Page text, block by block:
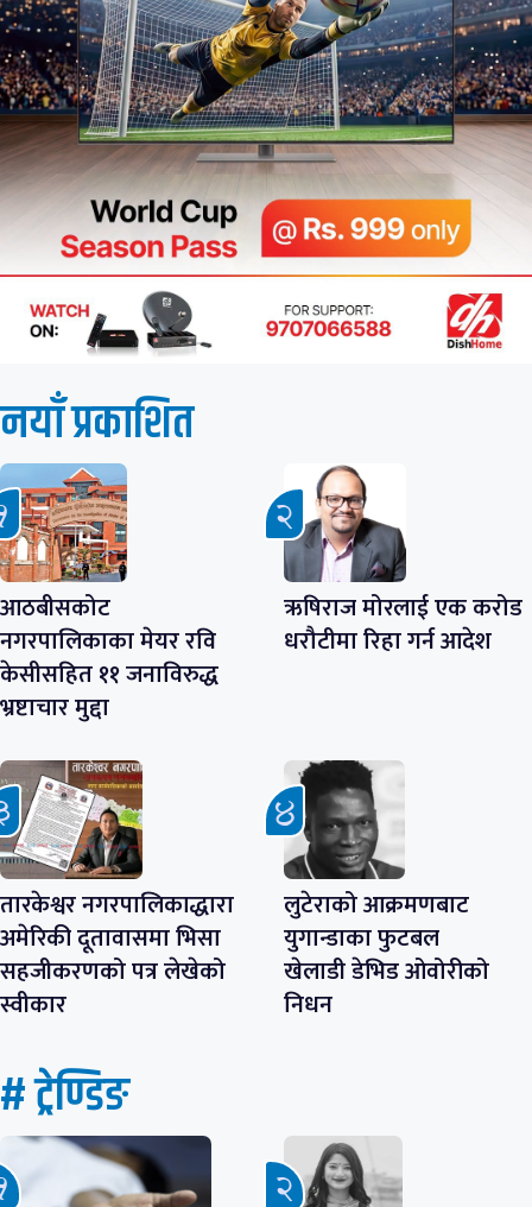
नयाँ प्रकाशित
आठबीसकोट
नगरपालिकाका मेयर रवि
केसीसहित ११ जनाविरुद्ध
भ्रष्टाचार मुद्दा
ऋषिराज मोरलाई एक करोड
धरौटीमा रिहा गर्न आदेश
तारकेश्वर नगरपालिकाद्धारा
अमेरिकी दूतावासमा भिसा
सहजीकरणको पत्र लेखेको
स्वीकार
लुटेराको आक्रमणबाट
युगान्डाका फुटबल
खेलाडी डेभिड ओवोरीको
निधन
# ट्रेण्डिङ